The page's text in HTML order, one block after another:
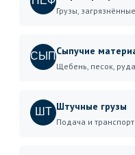
Грузы,
СЫПСыпучие
Щебень, песок,
ШТ Штучные грузы
Подача и